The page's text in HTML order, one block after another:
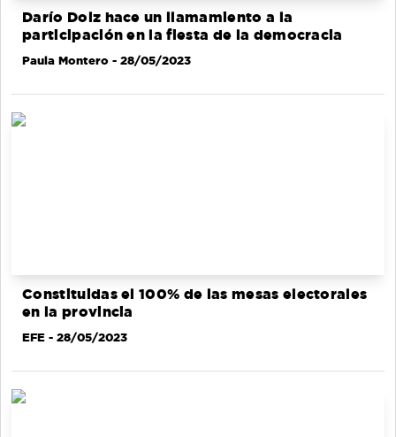
Darío Dolz hace un llamamiento a la
participación en la fiesta de la democracia
Paula Montero - 28/05/2023
Constituidas el 100% de las mesas electorales
en la provincia
EFE - 28/05/2023